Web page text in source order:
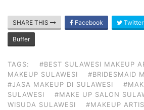
SHARE THIS Facebook Twitter
Buffer
TAGS: #BEST SULAWESI MAKEUP
MAKEUP SULAWESI
#BRIDESMAID
#JASA MAKEUP DI SULAWESI
SULAWESI
#MAKE UP SALON
WISUDA SULAWESI
#MAKEUP